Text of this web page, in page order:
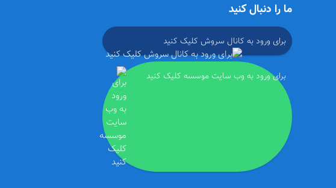
ما را دنبال کنید
برای ورود به کانال سروش کلیک کنید
برای ورود به وب سایت موسسه کلیک کنید